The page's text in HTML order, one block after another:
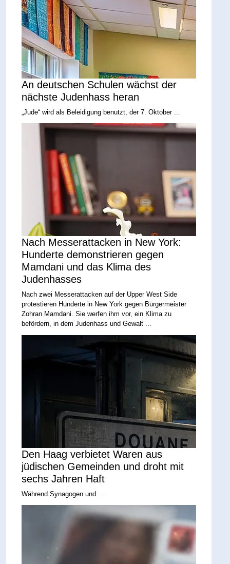
An deutschen Schulen wächst der
nächste Judenhass heran
„Jude“ wird als Beleidigung benutzt, der 7. Oktober ...
Nach Messerattacken in New York:
Hunderte demonstrieren gegen
Mamdani und das Klima des
Judenhasses
Nach zwei Messerattacken auf der Upper West Side
protestieren Hunderte in New York gegen Bürgermeister
Zohran Mamdani. Sie werfen ihm vor, ein Klima zu
befördern, in dem Judenhass und Gewalt ...
Den Haag verbietet Waren aus
jüdischen Gemeinden und droht mit
sechs Jahren Haft
Während Synagogen und ...